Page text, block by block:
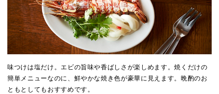
味つけは塩だけ。エビの旨味や香ばしさが楽しめます。焼くだけの
簡単メニューなのに、鮮やかな焼き色が豪華に見えます。晩酌のお
ともとしてもおすすめです。